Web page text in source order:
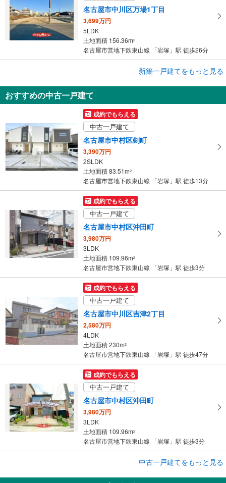
名古屋市中川区万場1丁目
3,699万円
5LDK
土地面積 156.36m2
名古屋市営地下鉄東山線 「岩塚」駅 徒歩26分
名古屋市中村区日ノ宮町3丁目
4,680万円
4LDK
土地面積 104.64m
名古屋市営地下鉄東山線 「岩塚」駅 徒歩11分
新築一戸建てをもっと見る
おすすめの中古一戸建て
成約でもらえる
中古一戸建て
名古屋市中村区剣町
3,390万円
2SLDK
土地面積 83.51m2
名古屋市営地下鉄東山線 「岩塚」駅 徒歩13分
成約でもらえる
中古一戸建て
名古屋市中村区沖田町
3,980万円
3LDK
土地面積 109.96m2
名古屋市営地下鉄東山線 「岩塚」駅 徒歩3分
成約でもらえる
中古一戸建て
名古屋市中川区吉津2丁目
2,580万円
4LDK
土地面積 230m2
名古屋市営地下鉄東山線 「岩塚」駅 徒歩47分
成約でもらえる
中古一戸建て
名古屋市中村区沖田町
3,980万円
3LDK
土地面積 109.96m2
名古屋市営地下鉄東山線 「岩塚」駅 徒歩3分
中古一戸建てをもっと見る